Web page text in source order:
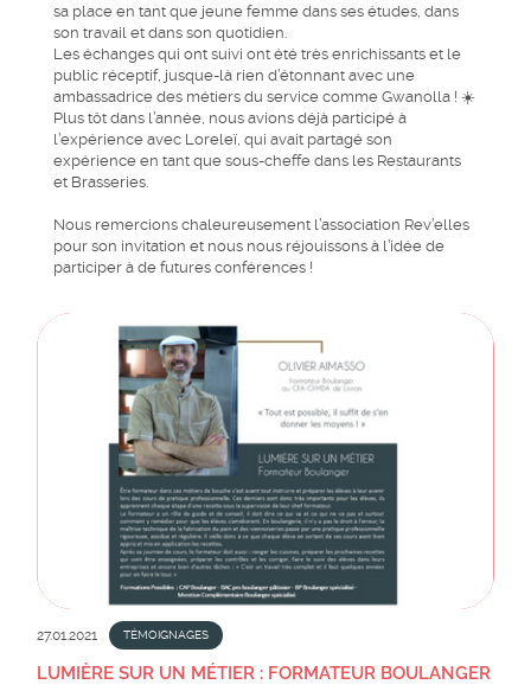
sa place en tant que jeune femme dans ses études, dans
son travail et dans son quotidien.
Les échanges qui ont suivi ont été très enrichissants et le
public réceptif, jusque-là rien d’étonnant avec une
ambassadrice des métiers du service comme Gwanolla ! ☀️
Plus tôt dans l’année, nous avions déjà participé à
l’expérience avec Loreleï, qui avait partagé son
expérience en tant que sous-cheffe dans les Restaurants
et Brasseries.
Nous remercions chaleureusement l’association Rev’elles
pour son invitation et nous nous réjouissons à l’idée de
participer à de futures conférences !
27.01.2021 TÉMOIGNAGES
LUMIÈRE SUR UN MÉTIER : FORMATEUR BOULANGER